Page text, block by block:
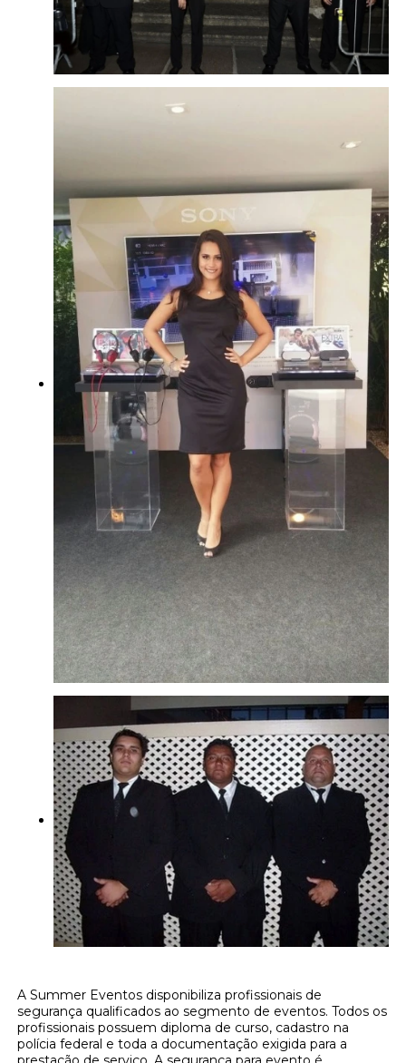
A Summer Eventos disponibiliza profissionais de
segurança qualificados ao segmento de eventos. Todos os
profissionais possuem diploma de curso, cadastro na
polícia federal e toda a documentação exigida para a